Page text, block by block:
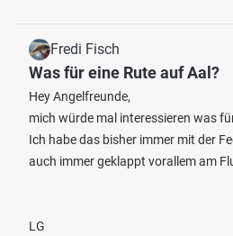
Fredi Fisch
Was für eine Rute auf Aal?
Hey Angelfreunde,
mich würde mal interessieren was
Ich habe das bisher immer mit der
auch immer geklappt vorallem am
LG